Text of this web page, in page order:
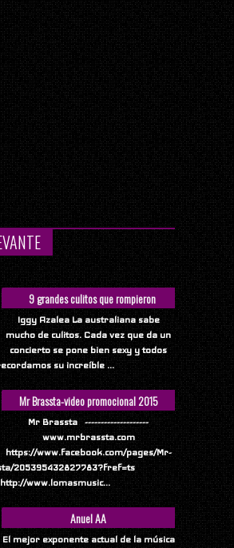
9 grandes culitos que rompieron
Internet
Iggy Azalea La australiana sabe
mucho de culitos. Cada vez que da un
concierto se pone bien sexy y todos
su increíble ...
Mr Brassta-video promocional 2015
Mr Brassta --------------------
www.mrbrassta.com
https://www.facebook.com/pages/Mr-
205395432827783?fref=ts
http://www.lomasmusic...
Anuel AA
El mejor exponente actual de la música